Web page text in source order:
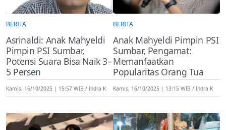
BERITA
Asrinaldi: Anak Mahyeldi
Pimpin PSI Sumbar,
Potensi Suara Bisa Naik 3–
5 Persen
Kamis, 16/10/2025 | 15:57 WIB Indra K
BERITA
Anak Mahyeldi Pimpin PSI
Sumbar, Pengamat:
Memanfaatkan
Popularitas Orang Tua
Kamis, 16/10/2025 | 13:15 WIB Indra K